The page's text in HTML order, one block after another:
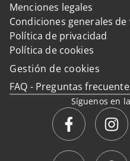
Menciones legales
Condiciones generales de
Política de privacidad
Política de cookies
Gestión de cookies
FAQ - Preguntas
Síguenos en